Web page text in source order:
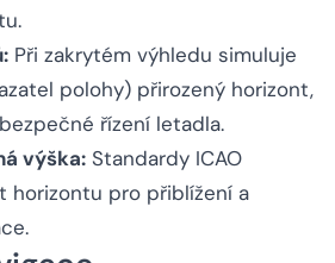
Při zakrytém výhledu simuluje
polohy) přirozený horizont,
řízení letadla.
výška: Standardy ICAO
horizontu pro přiblížení a